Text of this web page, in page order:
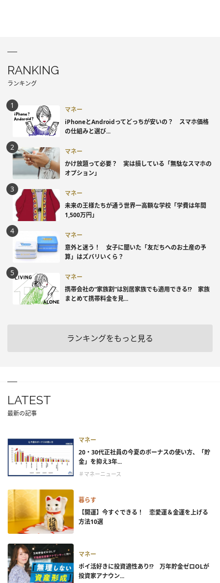
RANKING
ランキング
マネー
iPhoneとAndroidってどっちが安いの？ スマホ価格
の仕組みと選び...
マネー
かけ放題って必要？ 実は損している「無駄なスマホの
オプション」
マネー
未来の王様たちが通う世界一高額な学校「学費は年間
1,500万円」
マネー
意外と迷う！ 女子に聞いた「友だちへのお土産の予
算」はズバリいくら？
マネー
携帯会社の“家族割”は別居家族でも適用できる!? 家族
まとめて携帯料金を見...
ランキングをもっと見る
LATEST
最新の記事
マネー
20・30代正社員の今夏のボーナスの使い方、「貯
金」を抑え3年...
＃マネーニュース
暮らす
【開運】今すぐできる！ 恋愛運＆金運を上げる
方法10選
マネー
ポイ活好きに投資適性あり!? 万年貯金ゼロOLが
投資家アナウン...